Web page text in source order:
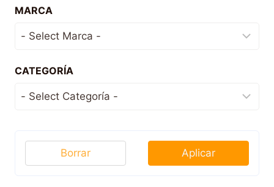
MARCA
CATEGORÍA
Aplicar
Borrar